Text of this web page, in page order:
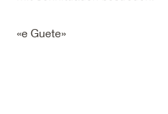
«e Guete»